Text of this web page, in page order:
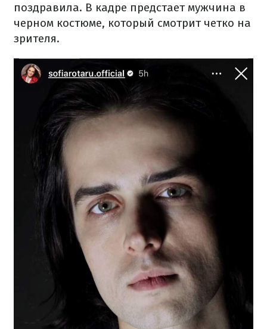
поздравила. В кадре предстает мужчина в
черном костюме, который смотрит четко на
зрителя.